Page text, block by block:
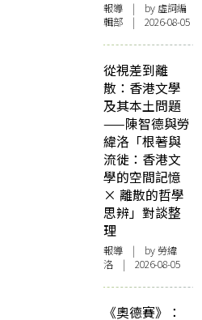
報導 | by 虛詞編
輯部 | 2026-08-05
從視差到離
散：香港文學
及其本土問題
——陳智德與勞
緯洛「根著與
流徙：香港文
學的空間記憶
× 離散的哲學
思辨」對談整
理
報導 | by 勞緯
洛 | 2026-08-05
《奧德賽》：